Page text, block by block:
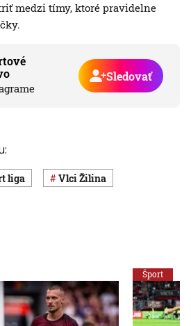
medzi tímy, ktoré pravidelne
Sledovať
liga Vlci Žilina
Šport